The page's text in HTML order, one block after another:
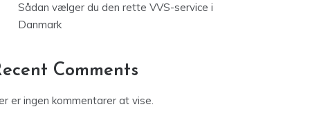
Sådan vælger du den rette VVS-service i
Danmark
Comments
er ingen kommentarer at vise.